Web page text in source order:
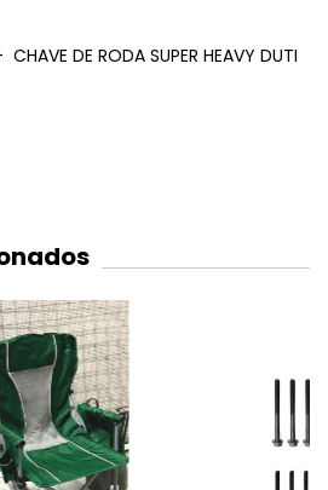
DE RODA SUPER HEAVY DUTI